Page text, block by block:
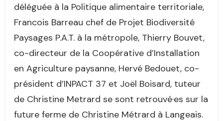
déléguée à la Politique alimentaire territoriale,
Francois Barreau chef de Projet Biodiversité
Paysages P.A.T. à la métropole, Thierry Bouvet,
co-directeur de la Coopérative d’Installation
en Agriculture paysanne, Hervé Bedouet, co-
président d’INPACT 37 et Joël Boisard, tuteur
de Christine Metrard se sont retrouvé·es sur la
future ferme de Christine Métrard à Langeais.